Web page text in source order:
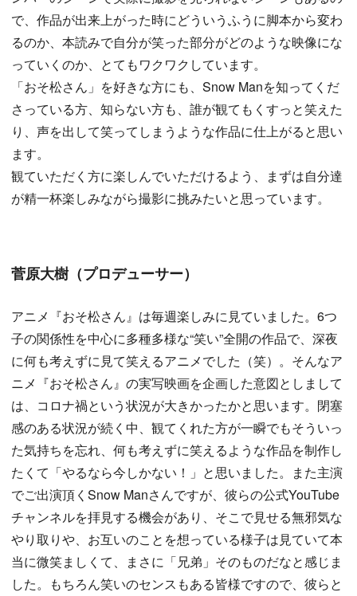
で、作品が出来上がった時にどういうふうに脚本から変わ
るのか、本読みで自分が笑った部分がどのような映像にな
っていくのか、とてもワクワクしています。
「おそ松さん」を好きな方にも、Snow Manを知ってくだ
さっている方、知らない方も、誰が観てもくすっと笑えた
り、声を出して笑ってしまうような作品に仕上がると思い
ます。
観ていただく方に楽しんでいただけるよう、まずは自分達
が精一杯楽しみながら撮影に挑みたいと思っています。
菅原大樹（プロデューサー）
アニメ『おそ松さん』は毎週楽しみに見ていました。6つ
子の関係性を中心に多種多様な“笑い”全開の作品で、深夜
に何も考えずに見て笑えるアニメでした（笑）。そんなア
ニメ『おそ松さん』の実写映画を企画した意図としまして
は、コロナ禍という状況が大きかったかと思います。閉塞
感のある状況が続く中、観てくれた方が一瞬でもそういっ
た気持ちを忘れ、何も考えずに笑えるような作品を制作し
たくて「やるなら今しかない！」と思いました。また主演
でご出演頂くSnow Manさんですが、彼らの公式YouTube
チャンネルを拝見する機会があり、そこで見せる無邪気な
やり取りや、お互いのことを想っている様子は見ていて本
当に微笑ましくて、まさに「兄弟」そのものだなと感じま
した。もちろん笑いのセンスもある皆様ですので、彼らと